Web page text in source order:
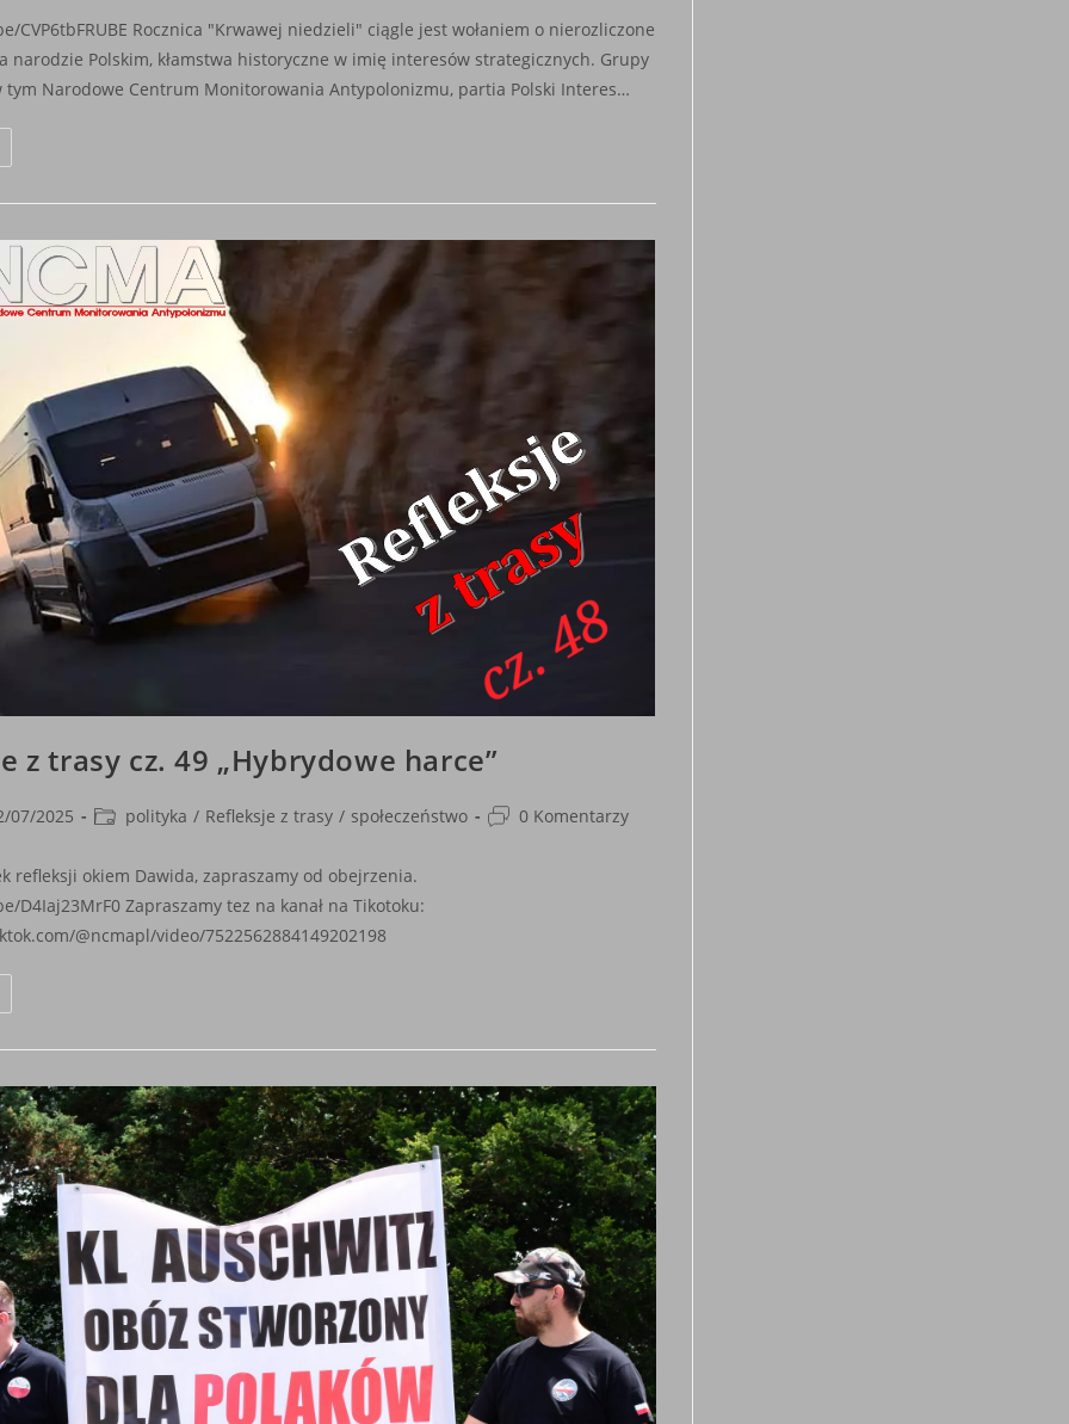
CVP6tbFRUBE Rocznica "Krwawej niedzieli" ciągle jest wołaniem o nierozliczone
narodzie Polskim, kłamstwa historyczne w imię interesów strategicznych. Grupy
tym Narodowe Centrum Monitorowania Antypolonizmu, partia Polski Interes…
z trasy cz. 49 „Hybrydowe harce”
07/2025
Postpolityka / Refleksje z trasy / społeczeństwo
Post0 Komentarzy
refleksji okiem Dawida, zapraszamy od obejrzenia.
D4Iaj23MrF0 Zapraszamy tez na kanał na Tikotoku:
@ncmapl/video/7522562884149202198